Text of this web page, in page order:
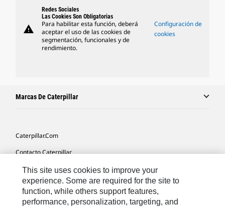
warning
Redes Sociales
Las Cookies Son Obligatorias
Para habilitar esta función, deberá
aceptar el uso de las cookies de
segmentación, funcionales y de
rendimiento.
Configuración de
cookies
Marcas De Caterpillar
Caterpillar.com
Contacto Caterpillar
Mis Preferencias De Marketing
Mapa Del Sitio
Cookie Settings
This site uses cookies to improve your
experience. Some are required for the site to
function, while others support features,
performance, personalization, targeting, and